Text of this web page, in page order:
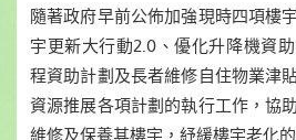
隨著政府早前公佈加強現時四項樓
宇更新大行動2.0、優化升降機資
程資助計劃及長者維修自住物業津
資源推展各項計劃的執行工作，協
維修及保養其樓宇，紓緩樓宇老化